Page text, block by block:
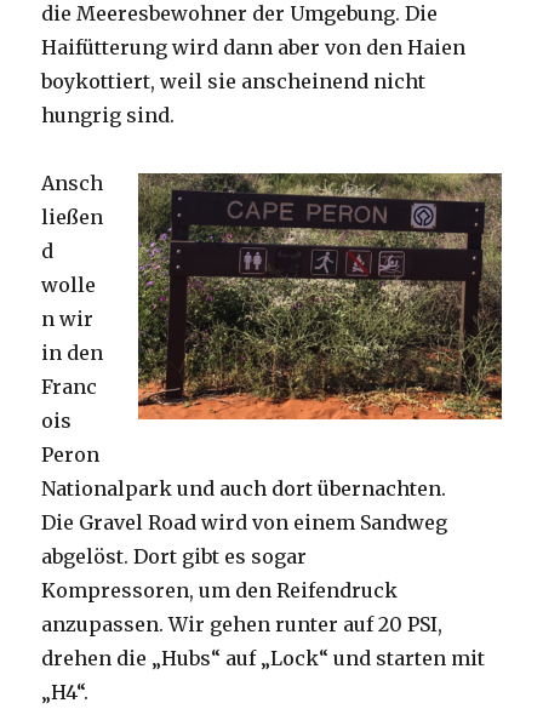
die Meeresbewohner der Umgebung. Die
Haifütterung wird dann aber von den Haien
boykottiert, weil sie anscheinend nicht
hungrig sind.
Ansch
ließen
d
wolle
n wir
in den
Franc
ois
Peron
Nationalpark und auch dort übernachten.
Die Gravel Road wird von einem Sandweg
abgelöst. Dort gibt es sogar
Kompressoren, um den Reifendruck
anzupassen. Wir gehen runter auf 20 PSI,
drehen die „Hubs“ auf „Lock“ und starten mit
„H4“.